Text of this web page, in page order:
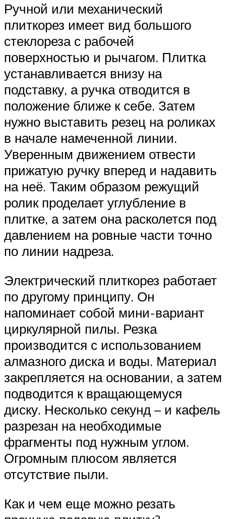
Ручной или механический
плиткорез имеет вид большого
стеклореза с рабочей
поверхностью и рычагом. Плитка
устанавливается внизу на
подставку, а ручка отводится в
положение ближе к себе. Затем
нужно выставить резец на роликах
в начале намеченной линии.
Уверенным движением отвести
прижатую ручку вперед и надавить
на неё. Таким образом режущий
ролик проделает углубление в
плитке, а затем она расколется под
давлением на ровные части точно
по линии надреза.
Электрический плиткорез работает
по другому принципу. Он
напоминает собой мини-вариант
циркулярной пилы. Резка
производится с использованием
алмазного диска и воды. Материал
закрепляется на основании, а затем
подводится к вращающемуся
диску. Несколько секунд – и кафель
разрезан на необходимые
фрагменты под нужным углом.
Огромным плюсом является
отсутствие пыли.
Как и чем еще можно резать